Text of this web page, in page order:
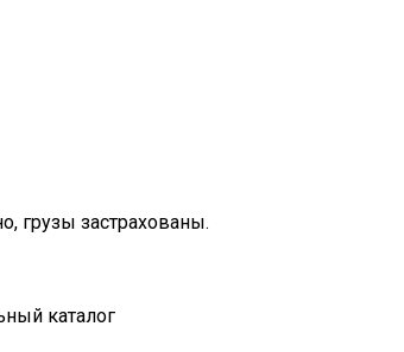
грузы застрахованы.
каталог